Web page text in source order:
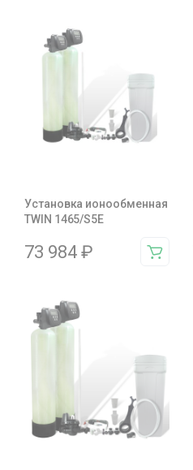
Установка ионообменная
TWIN 1465/S5E
73 984 ₽